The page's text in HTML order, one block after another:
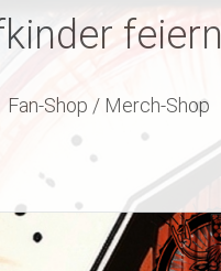
feiern
Fan-Shop / Merch-Shop